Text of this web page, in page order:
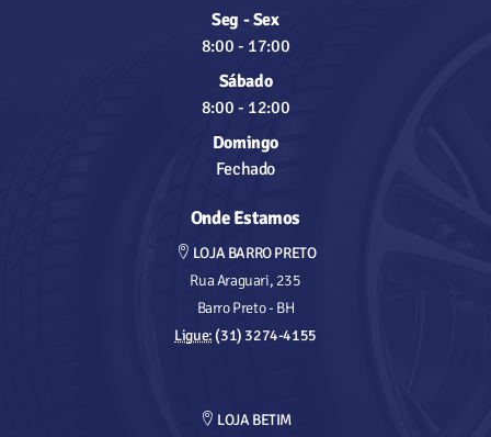
Seg - Sex
8:00 - 17:00
Sábado
8:00 - 12:00
Domingo
Fechado
Onde Estamos
LOJA BARRO PRETO
Rua Araguari, 235
Barro Preto - BH
Ligue:(31) 3274-4155
LOJA BETIM